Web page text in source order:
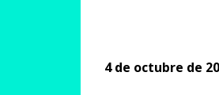
4 de octubre de